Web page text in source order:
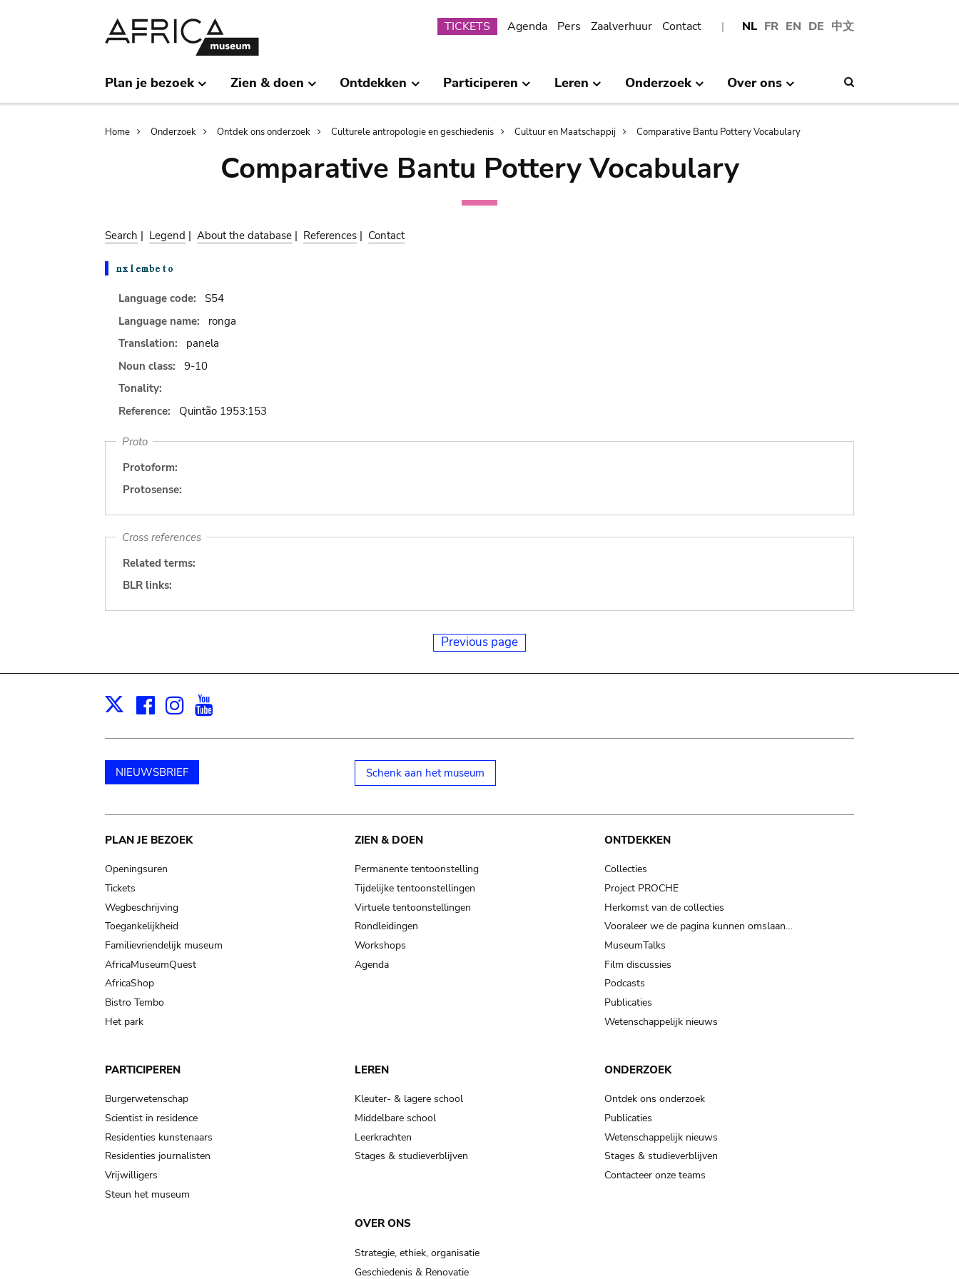
NL FR EN DE 中文
Submenu
TICKETS Agenda Pers Zaalverhuur Contact
Plan je bezoek Zien & doen Ontdekken Participeren Leren Onderzoek Over ons
Breadcrumb
Home Onderzoek Ontdek ons onderzoek Culturele antropologie en geschiedenis Cultuur en Maatschappij Comparative Bantu Pottery Vocabulary
Comparative Bantu Pottery Vocabulary
Search | Legend | About the database | References | Contact
Language code:
S54
Language name:
ronga
Translation:
panela
Noun class:
9-10
Tonality:
Reference:
Quintão 1953:153
Proto
Protoform:
Protosense:
Cross references
Related terms:
BLR links:
Previous page
X Facebook
Instagram
NIEUWSBRIEF Schenk aan het museum
Main
navigation
PLAN JE BEZOEK
Openingsuren
Tickets
Wegbeschrijving
Toegankelijkheid
Familievriendelijk museum
AfricaMuseumQuest
AfricaShop
Bistro Tembo
Het park
ZIEN & DOEN
Permanente tentoonstelling
Tijdelijke tentoonstellingen
Virtuele tentoonstellingen
Rondleidingen
Workshops
Agenda
ONTDEKKEN
Collecties
Project PROCHE
Herkomst van de collecties
Vooraleer we de pagina kunnen omslaan…
MuseumTalks
Film discussies
Podcasts
Publicaties
Wetenschappelijk nieuws
PARTICIPEREN
Burgerwetenschap
Scientist in residence
Residenties kunstenaars
Residenties journalisten
Vrijwilligers
Steun het museum
LEREN
Kleuter- & lagere school
Middelbare school
Leerkrachten
Stages & studieverblijven
ONDERZOEK
Ontdek ons onderzoek
Publicaties
Wetenschappelijk nieuws
Stages & studieverblijven
Contacteer onze teams
OVER ONS
Strategie, ethiek, organisatie
Geschiedenis & Renovatie